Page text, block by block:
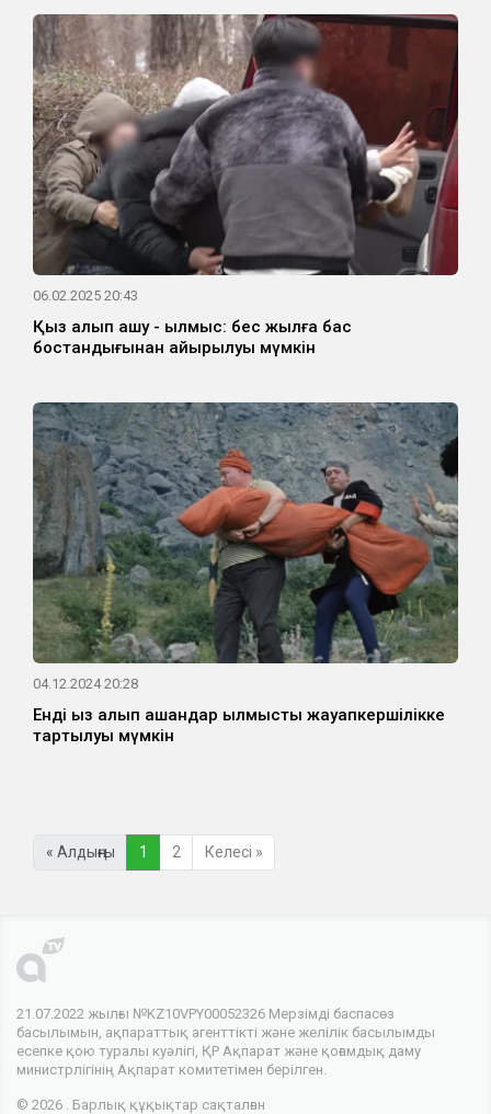
06.02.2025 20:43
Қыз алып қашу - қылмыс: бес жылға бас
бостандығынан айырылуы мүмкін
04.12.2024 20:28
Енді қыз алып қашқандар қылмыстық жауапкершілікке
тартылуы мүмкін
« Алдыңғы 1 2 Келесі »
21.07.2022 жылғы №KZ10VPY00052326 Мерзімді баспасөз
басылымын, ақпараттық агенттікті және желілік басылымды
есепке қою туралы куәлігі, ҚР Ақпарат және қоғамдық даму
министрлігінің Ақпарат комитетімен берілген.
© 2026 . Барлық құқықтар сақталған